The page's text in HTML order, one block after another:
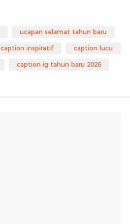
ucapan selamat tahun baru
caption inspiratif caption lucu
caption ig tahun baru 2026